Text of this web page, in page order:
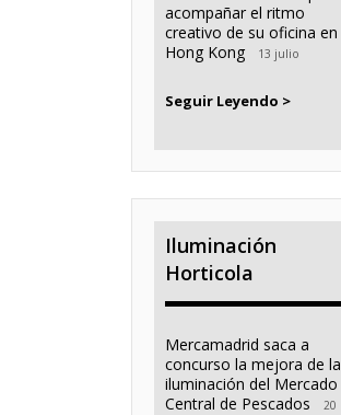
acompañar el ritmo
creativo de su oficina en
Hong Kong
13 julio
Seguir Leyendo >
Iluminación
Horticola
Mercamadrid saca a
concurso la mejora de la
iluminación del Mercado
Central de Pescados
20